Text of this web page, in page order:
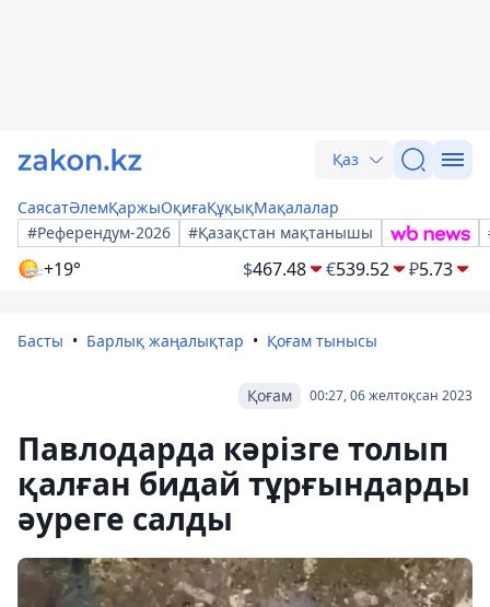
Қаз
СаясатӘлемҚаржыОқиғаҚұқықМақалалар
#Референдум-2026
#Қазақстан мақтанышы
+19° $467.48 €539.52 ₽5.73
Басты Барлық жаңалықтар Қоғам тынысы
00:27, 06 желтоқсан 2023
Қоғам
Павлодарда кәрізге толып
қалған бидай тұрғындарды
әуреге салды